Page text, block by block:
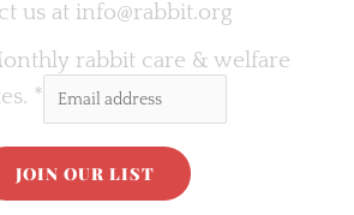
us at info@rabbit.org
rabbit care & welfare
*